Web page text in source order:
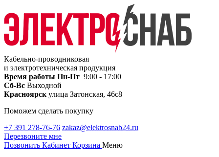
Кабельно-проводниковая
и электротехническая продукция
Время работы Пн-Пт 9:00 - 17:00
Сб-Вс Выходной
Красноярск улица Затонская, 46с8
Поможем сделать покупку
+7 391 278-76-76 zakaz@elektrosnab24.ru
Перезвоните мне
Позвонить Кабинет Корзина Меню